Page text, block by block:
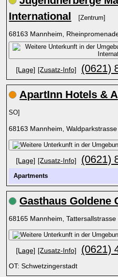
International
[Zentrum]
68163 Mannheim,
[Lage] [Zusatz-Info] (0621)
ApartInn Hotels &
SO]
68163 Mannheim,
[Lage] [Zusatz-Info] (0621)
Apartments
Gasthaus Goldene
68165 Mannheim, Tattersallstrasse
[Lage] [Zusatz-Info] (0621)
OT: Schwetzingerstadt